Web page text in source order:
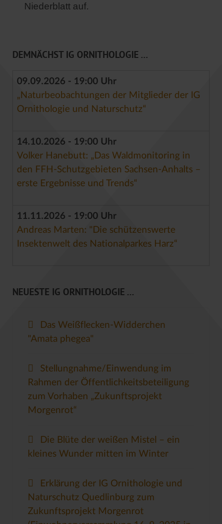
Niederblatt auf.
DEMNÄCHST IG ORNITHOLOGIE ...
09.09.2026 - 19:00 Uhr
„Naturbeobachtungen der Mitglieder der IG
Ornithologie und Naturschutz“
14.10.2026 - 19:00 Uhr
Volker Hanebutt: „Das Waldmonitoring in
den FFH-Schutzgebieten Sachsen-Anhalts –
erste Ergebnisse und Trends“
11.11.2026 - 19:00 Uhr
Andreas Marten: "Die schützenswerte
Insektenwelt des Nationalparkes Harz“
NEUESTE IG ORNITHOLOGIE ...
Das Weißflecken-Widderchen
"Amata phegea"
Stellungnahme/Einwendung im
Rahmen der Öffentlichkeitsbeteiligung
zum Vorhaben „Zukunftsprojekt
Morgenrot“
Die Blüte der weißen Mistel – ein
kleines Wunder mitten im Winter
Erklärung der IG Ornithologie und
Naturschutz Quedlinburg zum
Zukunftsprojekt Morgenrot